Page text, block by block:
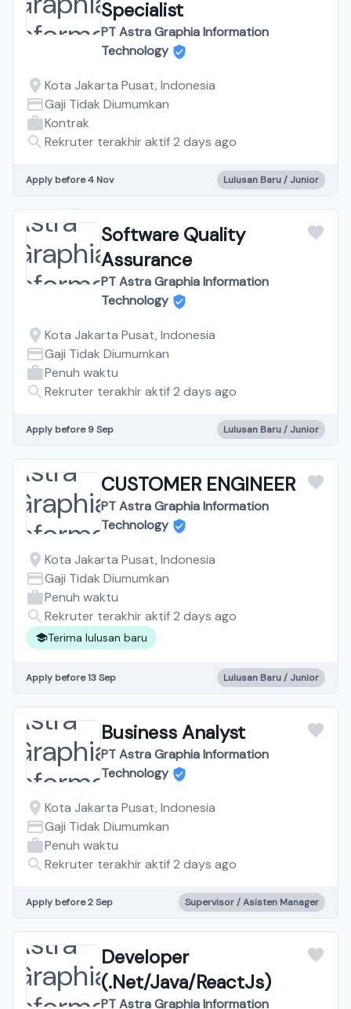
Specialist
PT Astra Graphia Information
Technology
Kota Jakarta Pusat, Indonesia
Gaji Tidak Diumumkan
Kontrak
Rekruter terakhir aktif 2 days ago
Apply before 4 Nov Lulusan Baru / Junior
Software Quality
Assurance
PT Astra Graphia Information
Technology
Kota Jakarta Pusat, Indonesia
Gaji Tidak Diumumkan
Penuh waktu
Rekruter terakhir aktif 2 days ago
Apply before 9 Sep Lulusan Baru / Junior
CUSTOMER ENGINEER
PT Astra Graphia Information
Technology
Kota Jakarta Pusat, Indonesia
Gaji Tidak Diumumkan
Penuh waktu
Rekruter terakhir aktif 2 days ago
Terima lulusan baru
Apply before 13 Sep Lulusan Baru / Junior
Business Analyst
PT Astra Graphia Information
Technology
Kota Jakarta Pusat, Indonesia
Gaji Tidak Diumumkan
Penuh waktu
Rekruter terakhir aktif 2 days ago
Apply before 2 Sep Supervisor / Asisten Manager
Developer
(.Net/Java/ReactJs)
PT Astra Graphia Information